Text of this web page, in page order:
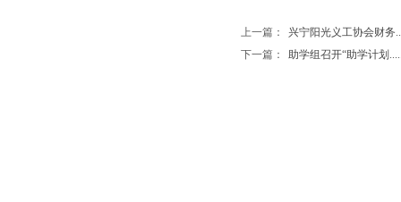
上一篇：
兴宁阳光义工协会财务
下一篇：
助学组召开“助学计划